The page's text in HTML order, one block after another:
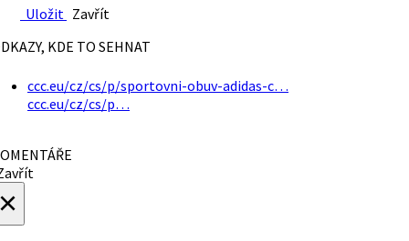
Uložit Zavřít
KDE TO SEHNAT
ccc.eu/cz/cs/p/sportovni-obuv-adidas-c…
ccc.eu/cz/cs/p…